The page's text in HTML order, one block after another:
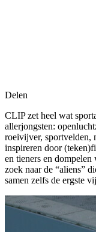
Delen
CLIP zet heel wat
allerjongsten:
roeivijver, sportvelden,
inspireren door
en tieners en dompelen
zoek naar de “aliens”
samen zelfs de ergste